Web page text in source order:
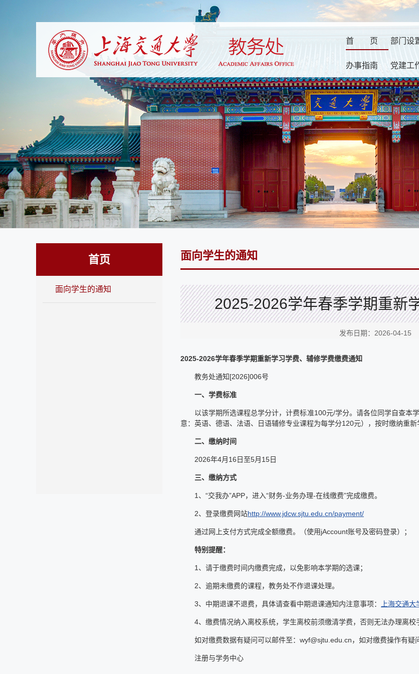
首 页 部门设
办事指南 党建工
首页
面向学生的通知
面向学生的通知
2025-2026学年春季学期重新
发布日期：2026-04-
2025-2026学年春季学期重新学习学费、辅修学费缴费通知
教务处通知[2026]006号
一、学费标准
以该学期所选课程总学分计，计费标准100元/学分。请各位同学自查
意：英语、德语、法语、日语辅修专业课程为每学分120元），按时缴纳重新
二、缴纳时间
2026年4月16日至5月15日
三、缴纳方式
1、“交我办”APP，进入“财务-业务办理-在线缴费”完成缴费。
2、登录缴费网站http://www.jdcw.sjtu.edu.cn/payment/
通过网上支付方式完成全额缴费。（使用jAccount账号及密码登录）；
特别提醒：
1、请于缴费时间内缴费完成，以免影响本学期的选课；
2、逾期未缴费的课程，教务处不作退课处理。
3、中期退课不退费，具体请查看中期退课通知内注意事项： 上海交通
4、缴费情况纳入离校系统，学生离校前须缴清学费，否则无法办理离校
如对缴费数据有疑问可以邮件至：wyf@sjtu.edu.cn，如对缴费操作有疑
注册与学务中心